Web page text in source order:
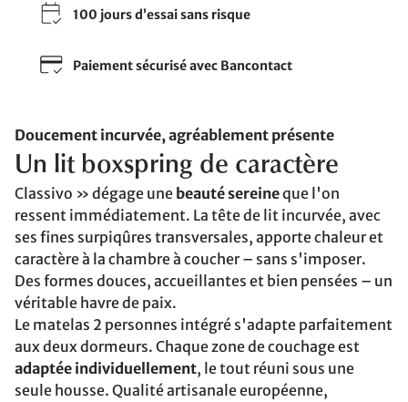
100 jours d’essai sans risque
Paiement sécurisé avec Bancontact
Doucement incurvée, agréablement présente
Un lit boxspring de caractère
Classivo » dégage une beauté sereineque l'on
ressent immédiatement. La tête de lit incurvée, avec
ses fines surpiqûres transversales, apporte chaleur et
caractère à la chambre à coucher – sans s'imposer.
Des formes douces, accueillantes et bien pensées – un
véritable havre de paix.
Le matelas 2 personnes intégré s'adapte parfaitement
aux deux dormeurs. Chaque zone de couchage est
adaptée individuellement, le tout réuni sous une
seule housse. Qualité artisanale européenne,